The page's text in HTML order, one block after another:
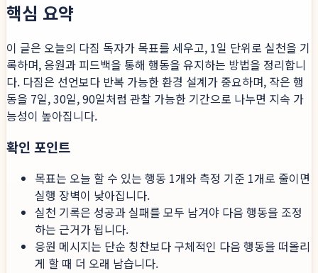
핵심 요약
이 글은 오늘의 다짐 독자가 목표를 세우고, 1일 단위로 실천을 기
록하며, 응원과 피드백을 통해 행동을 유지하는 방법을 정리합니
다. 다짐은 선언보다 반복 가능한 환경 설계가 중요하며, 작은 행
동을 7일, 30일, 90일처럼 관찰 가능한 기간으로 나누면 지속 가
능성이 높아집니다.
확인 포인트
목표는 오늘 할 수 있는 행동 1개와 측정 기준 1개로 줄이면
실행 장벽이 낮아집니다.
실천 기록은 성공과 실패를 모두 남겨야 다음 행동을 조정
하는 근거가 됩니다.
응원 메시지는 단순 칭찬보다 구체적인 다음 행동을 떠올리
게 할 때 더 오래 남습니다.